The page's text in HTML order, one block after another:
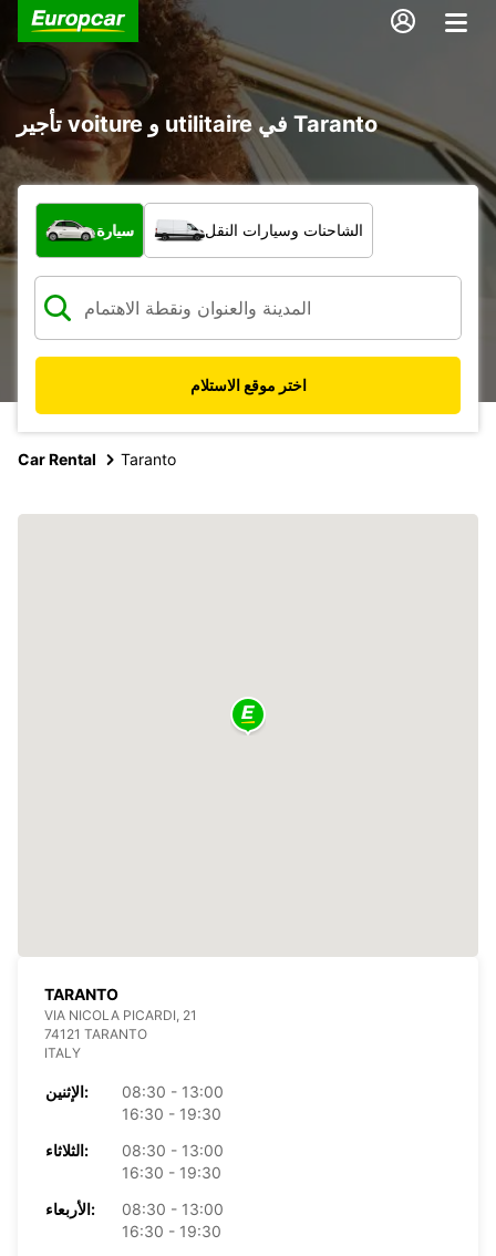
تأجير voiture و utilitaire في Taranto
ما نوع المركبة؟
سيارة الشاحنات وسيارات النقل
اختر موقع الاستلام
Car Rental Taranto
TARANTO
VIA NICOLA PICARDI, 21
74121 TARANTO
ITALY
الإثنين:
08:30 - 13:00
16:30 - 19:30
الثلاثاء:
08:30 - 13:00
16:30 - 19:30
الأربعاء:
08:30 - 13:00
16:30 - 19:30